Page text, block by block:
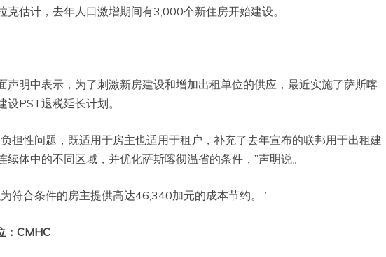
克估计，去年人口激增期间有3,000个新住房开始建设。
声明中表示，为了刺激新房建设和增加出租单位的供应，最近实施了萨斯喀
PST退税延长计划。
担性问题，既适用于房主也适用于租户，补充了去年宣布的联邦用于出租建
体中的不同区域，并优化萨斯喀彻温省的条件，”声明说。
符合条件的房主提供高达46,340加元的成本节约。”
：CMHC